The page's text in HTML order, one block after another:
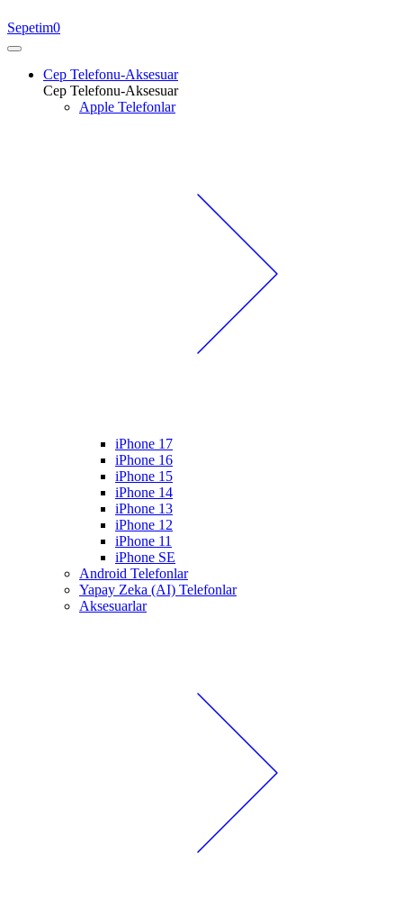
Sepetim0
Cep Telefonu-Aksesuar
Cep Telefonu-Aksesuar
Apple Telefonlar
iPhone 17
iPhone 16
iPhone 15
iPhone 14
iPhone 13
iPhone 12
iPhone 11
iPhone SE
Android Telefonlar
Yapay Zeka (AI) Telefonlar
Aksesuarlar